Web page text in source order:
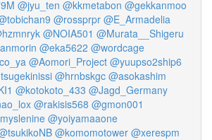
@jyu_ten @kkmetabon @gekkanmoo
@rossprpr @E_Armadelia
@NOIA501 @Murata__Shigeru
@eka5622 @wordcage
@Aomori_Project @yuupso2ship6
@hrnbskgc @asokashim
@kotokoto_433 @Jagd_Germany
@rakisis568 @gmon001
@yoiyamaaone
@komomotower @xerespm